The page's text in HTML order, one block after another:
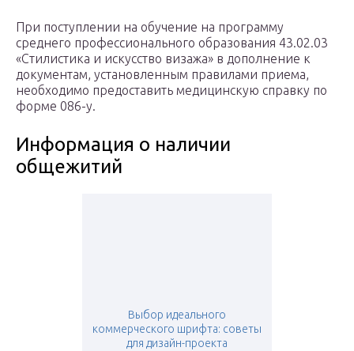
При поступлении на обучение на программу
среднего профессионального образования 43.02.03
«Стилистика и искусство визажа» в дополнение к
документам, установленным правилами приема,
необходимо предоставить медицинскую справку по
форме 086-у.
Информация о наличии
общежитий
Выбор идеального
коммерческого шрифта: советы
для дизайн-проекта